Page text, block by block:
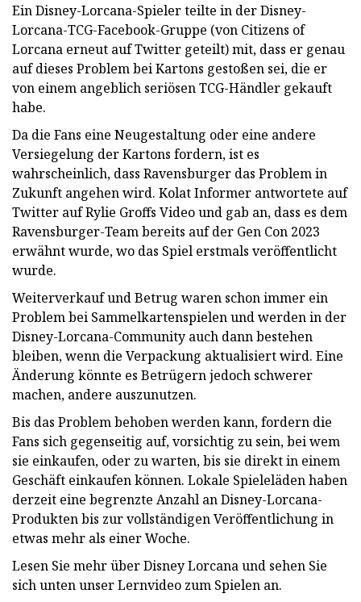
Ein Disney-Lorcana-Spieler teilte in der Disney-
Lorcana-TCG-Facebook-Gruppe (von Citizens of
Lorcana erneut auf Twitter geteilt) mit, dass er genau
auf dieses Problem bei Kartons gestoßen sei, die er
von einem angeblich seriösen TCG-Händler gekauft
habe.
Da die Fans eine Neugestaltung oder eine andere
Versiegelung der Kartons fordern, ist es
wahrscheinlich, dass Ravensburger das Problem in
Zukunft angehen wird. Kolat Informer antwortete auf
Twitter auf Rylie Groffs Video und gab an, dass es dem
Ravensburger-Team bereits auf der Gen Con 2023
erwähnt wurde, wo das Spiel erstmals veröffentlicht
wurde.
Weiterverkauf und Betrug waren schon immer ein
Problem bei Sammelkartenspielen und werden in der
Disney-Lorcana-Community auch dann bestehen
bleiben, wenn die Verpackung aktualisiert wird. Eine
Änderung könnte es Betrügern jedoch schwerer
machen, andere auszunutzen.
Bis das Problem behoben werden kann, fordern die
Fans sich gegenseitig auf, vorsichtig zu sein, bei wem
sie einkaufen, oder zu warten, bis sie direkt in einem
Geschäft einkaufen können. Lokale Spieleläden haben
derzeit eine begrenzte Anzahl an Disney-Lorcana-
Produkten bis zur vollständigen Veröffentlichung in
etwas mehr als einer Woche.
Lesen Sie mehr über Disney Lorcana und sehen Sie
sich unten unser Lernvideo zum Spielen an.